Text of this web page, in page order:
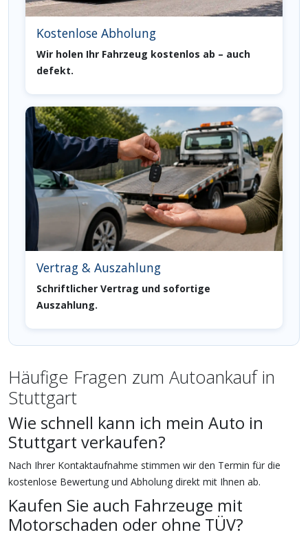
Kostenlose Abholung
Wir holen Ihr Fahrzeug kostenlos ab – auch
defekt.
Vertrag & Auszahlung
Schriftlicher Vertrag und sofortige
Auszahlung.
Häufige Fragen zum Autoankauf in
Stuttgart
Wie schnell kann ich mein Auto in
Stuttgart verkaufen?
Nach Ihrer Kontaktaufnahme stimmen wir den Termin für die
kostenlose Bewertung und Abholung direkt mit Ihnen ab.
Kaufen Sie auch Fahrzeuge mit
Motorschaden oder ohne TÜV?